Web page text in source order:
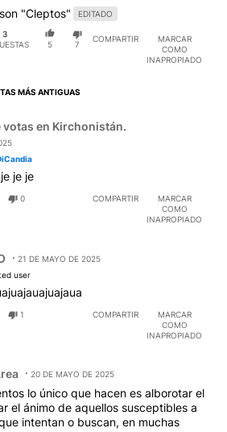
"Cleptos"
EDITADO
3
5 7
COMPARTIR
MARCAR
COMO
INAPROPIADO
MÁS ANTIGUAS
votas en Kirchonistán.
je je
0 COMPARTIR
MARCAR
COMO
INAPROPIADO
21 DE MAYO DE 2025
user
1 COMPARTIR
MARCAR
COMO
INAPROPIADO
Insua Area 20 DE MAYO DE 2025
lo único que hacen es alborotar el
el ánimo de aquellos susceptibles a
intentan o buscan, en muchas